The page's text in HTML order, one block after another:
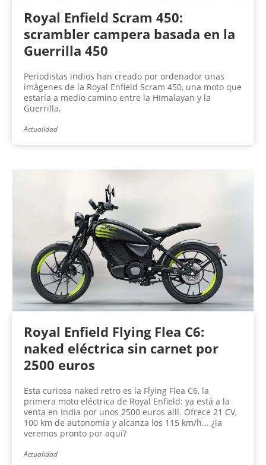
Royal Enfield Scram 450:
scrambler campera basada en la
Guerrilla 450
Periodistas indios han creado por ordenador unas
imágenes de la Royal Enfield Scram 450, una moto que
estaría a medio camino entre la Himalayan y la
Guerrilla.
Actualidad
Royal Enfield Flying Flea C6:
naked eléctrica sin carnet por
2500 euros
Esta curiosa naked retro es la Flying Flea C6, la
primera moto eléctrica de Royal Enfield: ya está a la
venta en India por unos 2500 euros allí. Ofrece 21 CV,
100 km de autonomía y alcanza los 115 km/h... ¿la
veremos pronto por aquí?
Actualidad